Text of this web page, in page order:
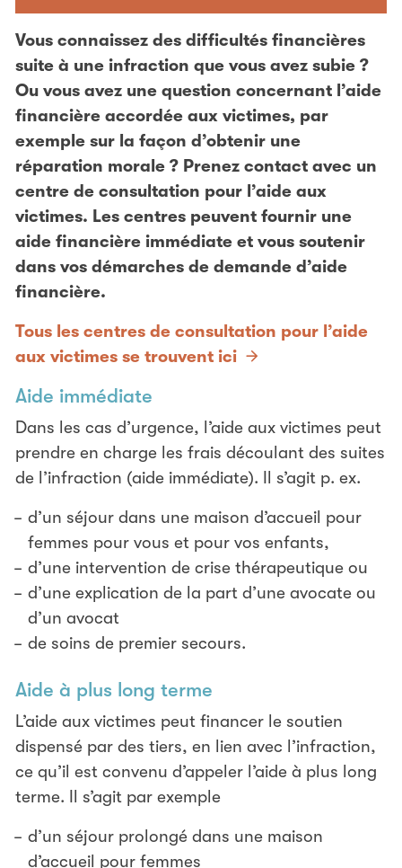
Vous connaissez des difficultés financières
suite à une infraction que vous avez subie ?
Ou vous avez une question concernant l’aide
financière accordée aux victimes, par
exemple sur la façon d’obtenir une
réparation morale ? Prenez contact avec un
centre de consultation pour l’aide aux
victimes. Les centres peuvent fournir une
aide financière immédiate et vous soutenir
dans vos démarches de demande d’aide
financière.
Tous les centres de consultation pour l’aide
aux victimes se trouvent ici
Aide immédiate
Dans les cas d’urgence, l’aide aux victimes peut
prendre en charge les frais découlant des suites
de l’infraction (aide immédiate). Il s’agit p. ex.
d’un séjour dans une maison d’accueil pour
femmes pour vous et pour vos enfants,
d’une intervention de crise thérapeutique ou
d’une explication de la part d’une avocate ou
d’un avocat
de soins de premier secours.
Aide à plus long terme
L’aide aux victimes peut financer le soutien
dispensé par des tiers, en lien avec l’infraction,
ce qu’il est convenu d’appeler l’aide à plus long
terme. Il s’agit par exemple
d’un séjour prolongé dans une maison
d’accueil pour femmes